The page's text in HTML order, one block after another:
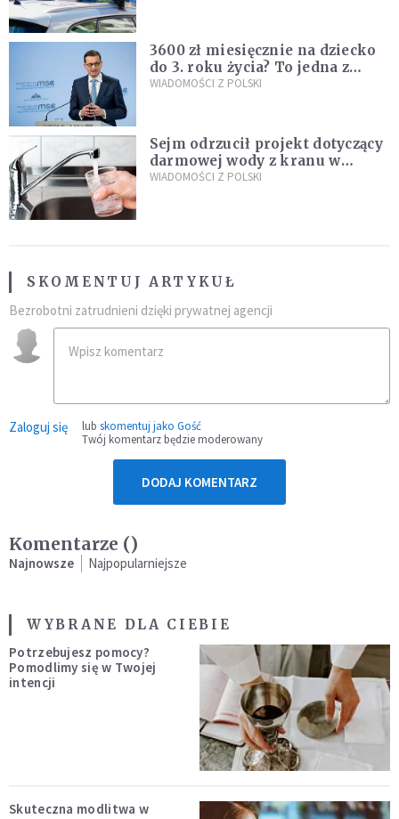
3600 zł miesięcznie na dziecko
do 3. roku życia? To jedna z
propozycji programu "Rozwój
WIADOMOŚCI Z POLSKI
Sejm odrzucił projekt dotyczący
darmowej wody z kranu w
restauracjach
WIADOMOŚCI Z POLSKI
SKOMENTUJ ARTYKUŁ
Bezrobotni zatrudnieni dzięki prywatnej agencji
Zaloguj się lub skomentuj jako Gość
Twój komentarz będzie moderowany
DODAJ KOMENTARZ
Komentarze ()
Najnowsze Najpopularniejsze
WYBRANE DLA CIEBIE
Potrzebujesz pomocy?
Pomodlimy się w Twojej
intencji
Skuteczna modlitwa w